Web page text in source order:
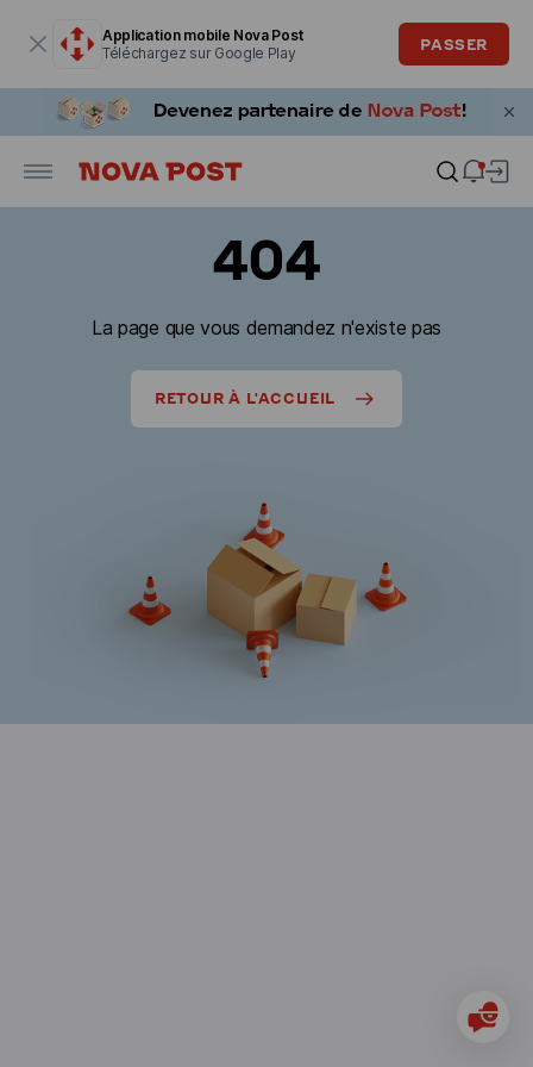
Application mobile Nova Post
Téléchargez sur Google Play
PASSER
404
La page que vous demandez n'existe pas
RETOUR À L'ACCUEIL